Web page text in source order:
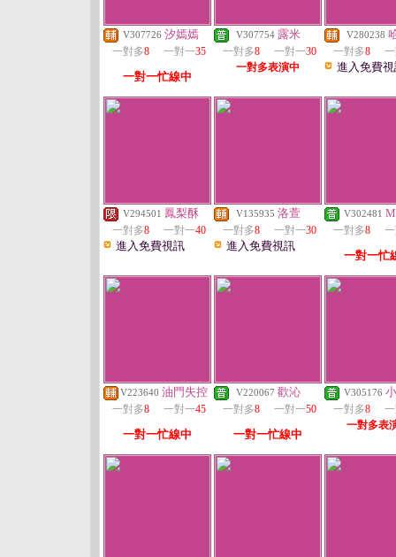
V307726 汐嫣嫣
一對多8 一對一35
一對一忙線中
V307754 露米
一對多8 一對一30
一對多表演中
V280238
一對多8
進入免費
V294501 鳳梨酥
一對多8 一對一40
進入免費視訊
V135935 洛萱
一對多8 一對一30
進入免費視訊
V302481
一對多8
一對一忙
V223640 油門失控
一對多8 一對一45
一對一忙線中
V220067 歡沁
一對多8 一對一50
一對一忙線中
V305176
一對多8
一對多表